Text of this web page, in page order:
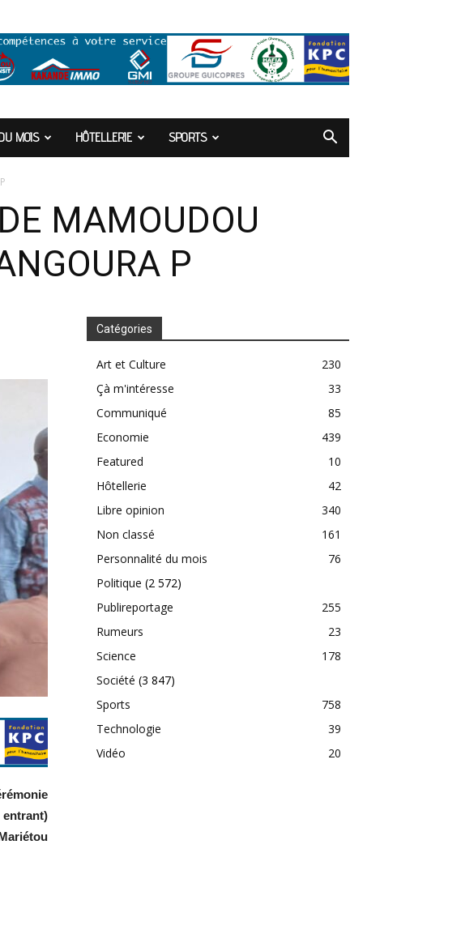
MOIS HÔTELLERIE SPORTS
MAMOUDOU
P
entrant)
Catégories
Art et Culture
230
Çà m'intéresse
33
Communiqué
85
Economie
439
Featured
10
Hôtellerie
42
Libre opinion
340
Non classé
161
Personnalité du mois
76
Politique (2 572)
Publireportage
255
Rumeurs
23
Science
178
Société (3 847)
Sports
758
Technologie
39
Vidéo
20